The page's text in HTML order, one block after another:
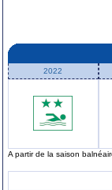
2022
A partir de la saison